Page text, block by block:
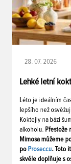
28. 07. 2026
Lehké letní
Léto je ideálním
lepšího než
Koktejly na bázi
alkoholu. Přestože
Mimosa můžeme
po Proseccu. Toto
skvěle doplňuje s